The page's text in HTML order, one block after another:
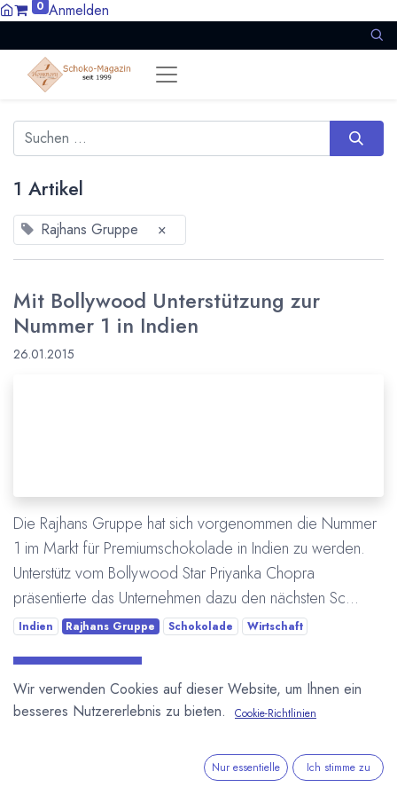
0 Anmelden
1 Artikel
Rajhans Gruppe ×
Mit Bollywood Unterstützung zur
Nummer 1 in Indien
26.01.2015
Die Rajhans Gruppe hat sich vorgenommen die Nummer
1 im Markt für Premiumschokolade in Indien zu werden.
Unterstütz vom Bollywood Star Priyanka Chopra
präsentierte das Unternehmen dazu den nächsten Sc...
Indien Rajhans Gruppe Schokolade Wirtschaft
ÜBER UNS
In unserem Blog berichten wir über die große weite Welt von
Wir verwenden Cookies auf dieser Website, um Ihnen ein
besseres Nutzererlebnis zu bieten.
Cookie-Richtlinien
Nur essentielle Ich stimme zu